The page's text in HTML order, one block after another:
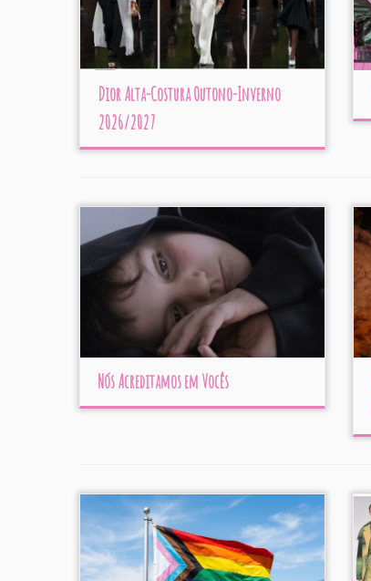
Dior Alta-Costura Outono-Inverno
2026/2027
Nós Acreditamos em Vocês